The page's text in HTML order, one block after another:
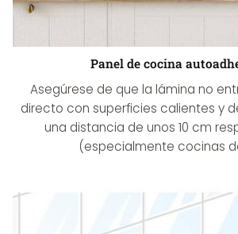
Panel de cocina
Asegúrese de que la lámina no
directo con superficies calientes y
una distancia de unos 10 cm
(especialmente cocinas